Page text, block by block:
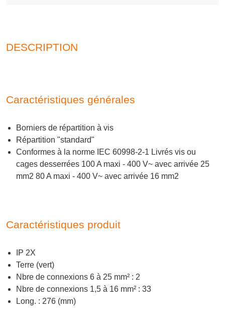
DESCRIPTION
Caractéristiques générales
Borniers de répartition à vis
Répartition "standard"
Conformes à la norme IEC 60998-2-1 Livrés vis ou
cages desserrées 100 A maxi - 400 V~ avec arrivée 25
mm2 80 A maxi - 400 V~ avec arrivée 16 mm2
Caractéristiques produit
IP 2X
Terre (vert)
Nbre de connexions 6 à 25 mm² : 2
Nbre de connexions 1,5 à 16 mm² : 33
Long. : 276 (mm)